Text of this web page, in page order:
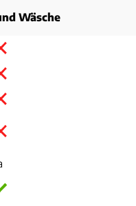
Wäsche